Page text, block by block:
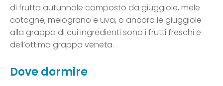
di frutta autunnale composto da giuggiole, mele
cotogne, melograno e uva, o ancora le giuggiole
alla grappa di cui ingredienti sono i frutti freschi e
dell’ottima grappa veneta.
Dove dormire